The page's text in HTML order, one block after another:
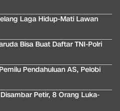
Laga Hidup-Mati Lawan
Bisa Buat Daftar TNI-Polri
Pendahuluan AS, Pelobi
Petir, 8 Orang Luka-